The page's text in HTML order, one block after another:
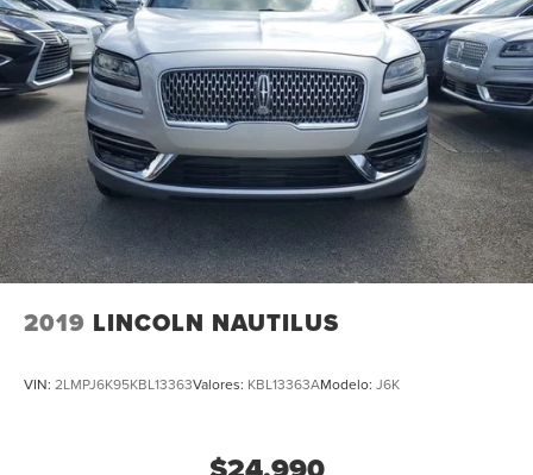
2019 LINCOLN NAUTILUS
VIN: 2LMPJ6K95KBL13363Valores: KBL13363AModelo: J6K